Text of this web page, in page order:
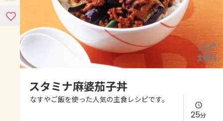
コンテンツ
よくあるお問い合わせ
ピーマン
みょうが ゴーヤ
スタミナ麻婆茄子丼
なすやご飯を使った人気の主食レシピです。
25分